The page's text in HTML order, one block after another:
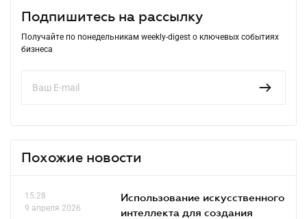
Подпишитесь на рассылку
Получайте по понедельникам weekly-digest о ключевых событиях
бизнеса
Похожие новости
15.28
9 апреля 2026
Использование искусственного
интеллекта для создания